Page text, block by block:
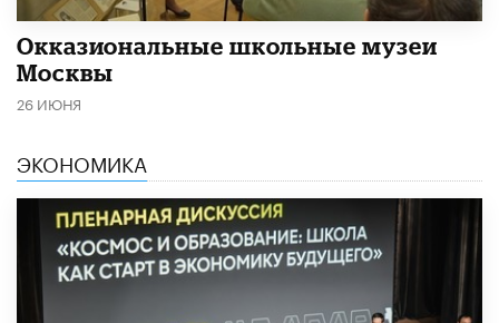
​Окказиональные школьные музеи
Москвы
26 ИЮНЯ
ЭКОНОМИКА